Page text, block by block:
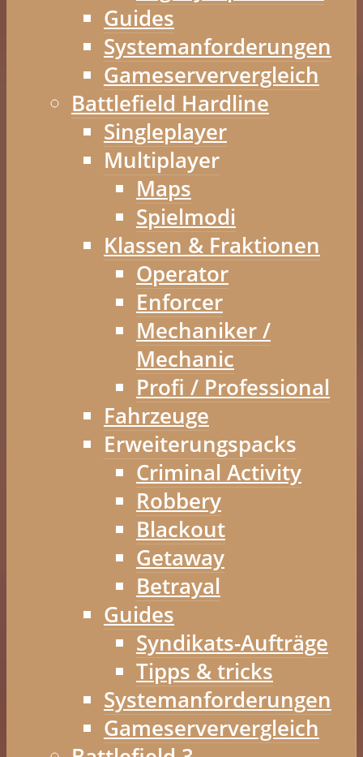
Guides
Systemanforderungen
Gameserververgleich
Battlefield Hardline
Singleplayer
Multiplayer
Maps
Spielmodi
Klassen & Fraktionen
Operator
Enforcer
Mechaniker /
Mechanic
Profi / Professional
Fahrzeuge
Erweiterungspacks
Criminal Activity
Robbery
Blackout
Getaway
Betrayal
Guides
Syndikats-Aufträge
Tipps & tricks
Systemanforderungen
Gameserververgleich